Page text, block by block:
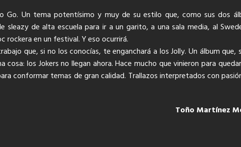
Go. Un tema potentísimo y muy de su estilo que, como sus dos
de alta escuela para ir a un garito, a una sala media, al
rockera en un festival. Y eso ocurrirá.
que, si no los conocías, te enganchará a los Jolly. Un álbum que,
los Jokers no llegan ahora. Hace mucho que vinieron para
conformar temas de gran calidad. Trallazos interpretados con
Toño Martínez